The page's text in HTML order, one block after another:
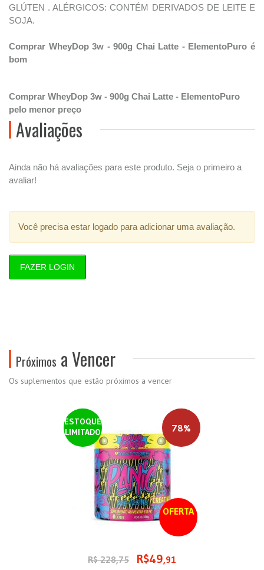
GLÚTEN . ALÉRGICOS: CONTÉM DERIVADOS DE LEITE E
SOJA.
Comprar WheyDop 3w - 900g Chai Latte - ElementoPuro é
bom
Comprar WheyDop 3w - 900g Chai Latte - ElementoPuro
pelo menor preço
Avaliações
Ainda não há avaliações para este produto. Seja o primeiro a
avaliar!
Você precisa estar logado para adicionar uma avaliação.
FAZER LOGIN
Próximos a Vencer
Os suplementos que estão próximos a vencer
ESTOQUE
LIMITADO
OFERTA
78%
R$ 228,75 R$49,91